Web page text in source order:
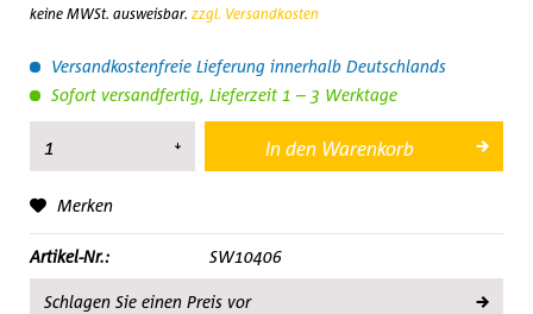
keine MWSt. ausweisbar. zzgl. Versandkosten
Versandkostenfreie Lieferung innerhalb Deutschlands
Sofort versandfertig, Lieferzeit 1 – 3 Werktage
In den Warenkorb
Merken
Artikel-Nr.: SW10406
Schlagen Sie einen Preis vor